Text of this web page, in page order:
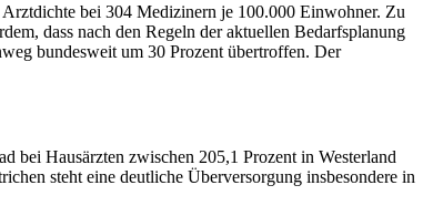
bei 304 Medizinern je 100.000 Einwohner. Zu
dass nach den Regeln der aktuellen Bedarfsplanung
bundesweit um 30 Prozent übertroffen. Der
bei Hausärzten zwischen 205,1 Prozent in Westerland
steht eine deutliche Überversorgung insbesondere in